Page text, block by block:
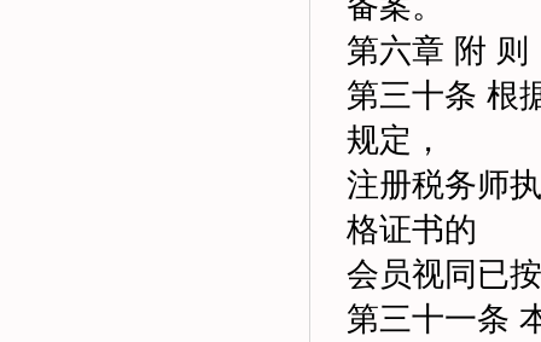
第六章 附 则
第三十条 根
规定，
注册税务师
格证书的
会员视同已
第三十一条